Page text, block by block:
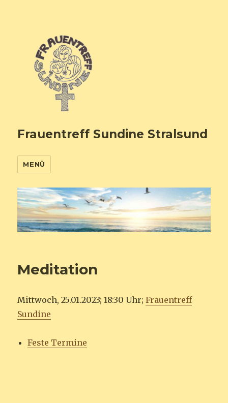
Frauentreff Sundine Stralsund
MENÜ
Meditation
Mittwoch, 25.01.2023; 18:30 Uhr;Frauentreff
Sundine
Feste Termine